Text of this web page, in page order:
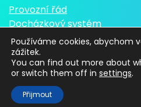
Provozní řád
Docházkový systém
Copyright © 2026
Používáme cookies, abychom
zážitek.
You can find out more about
or switch them off in settings.
Přijmout